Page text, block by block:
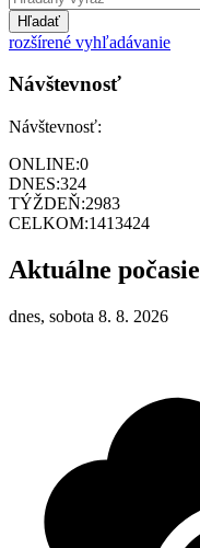
Hľadať
rozšírené vyhľadávanie
Návštevnosť
Návštevnosť:
ONLINE:0
DNES:324
TÝŽDEŇ:2983
CELKOM:1413424
Aktuálne počasie
dnes, sobota 8. 8. 2026